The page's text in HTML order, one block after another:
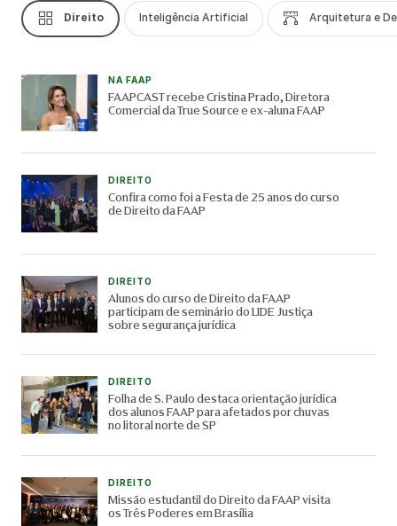
Direito Inteligência Artificial Arquitetura e
NA FAAP
FAAPCAST recebe Cristina Prado, Diretora
Comercial da True Source e ex-aluna FAAP
DIREITO
Confira como foi a Festa de 25 anos do curso
de Direito da FAAP
DIREITO
Alunos do curso de Direito da FAAP
participam de seminário do LIDE Justiça
sobre segurança jurídica
DIREITO
Folha de S. Paulo destaca orientação jurídica
dos alunos FAAP para afetados por chuvas
no litoral norte de SP
DIREITO
Missão estudantil do Direito da FAAP visita
os Três Poderes em Brasília